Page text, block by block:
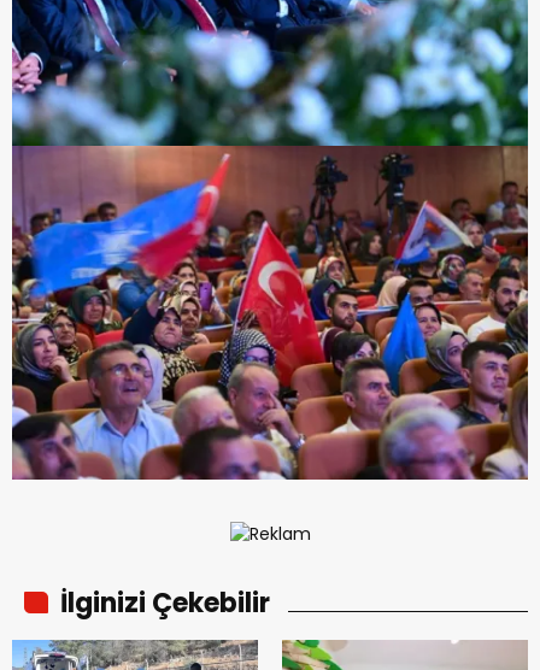
İlginizi Çekebilir